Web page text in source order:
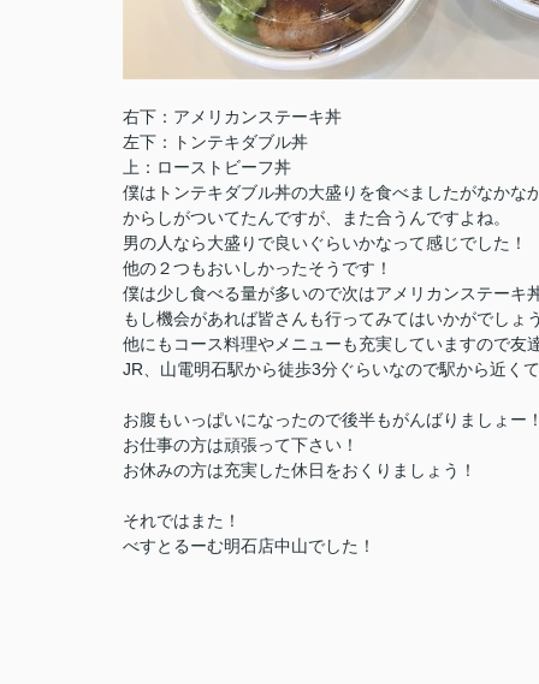
右下：アメリカンステーキ丼
左下：トンテキダブル丼
上：ローストビーフ丼
僕はトンテキダブル丼の大盛りを食べましたがなかな
からしがついてたんですが、また合うんですよね。
男の人なら大盛りで良いぐらいかなって感じでした！
他の２つもおいしかったそうです！
僕は少し食べる量が多いので次はアメリカンステー
もし機会があれば皆さんも行ってみてはいかがでしょ
他にもコース料理やメニューも充実していますので友
JR、山電明石駅から徒歩3分ぐらいなので駅から近く
お腹もいっぱいになったので後半もがんばりましょー
お仕事の方は頑張って下さい！
お休みの方は充実した休日をおくりましょう！
それではまた！
べすとるーむ明石店中山でした！